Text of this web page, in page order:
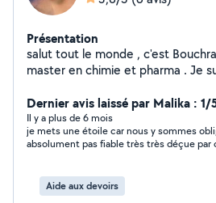
Présentation
salut tout le monde , c'est
master en chimie et pharma . Je
physique, chimie, SVT. J'ai eu mon
cuisine c'est ma passion. J'ai
d'élèves sur allovoisins et les
satisfaits.
Dernier avis laissé par Malika : 1/
Il y a plus de 6 mois
je mets une étoile car nous y sommes
absolument pas fiable très très déçue
donner signe de vie. très dommage je ne
absolument pas.
Aide aux devoirs